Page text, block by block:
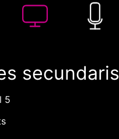
00:00
secundaris
5